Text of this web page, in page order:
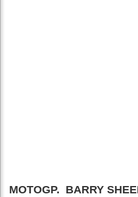
MOTOGP. BARRY